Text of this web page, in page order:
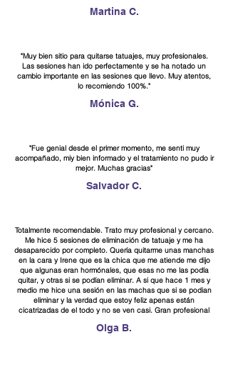
Martina C.
"Muy bien sitio para quitarse tatuajes, muy profesionales.
Las sesiones han ido perfectamente y se ha notado un
cambio importante en las sesiones que llevo. Muy atentos,
lo recomiendo 100%."
Mónica G.
"Fue genial desde el primer momento, me senti muy
acompañado, miy bien informado y el tratamiento no pudo ir
mejor. Muchas gracias"
Salvador C.
Totalmente recomendable. Trato muy profesional y cercano.
Me hice 5 sesiones de eliminación de tatuaje y me ha
desaparecido por completo. Quería quitarme unas manchas
en la cara y Irene que es la chica que me atiende me dijo
que algunas eran hormónales, que esas no me las podía
quitar, y otras si se podían eliminar. A si que hace 1 mes y
medio me hice una sesión en las machas que si se podian
eliminar y la verdad que estoy feliz apenas están
cicatrizadas de el todo y no se ven casi. Gran profesional
Olga B.